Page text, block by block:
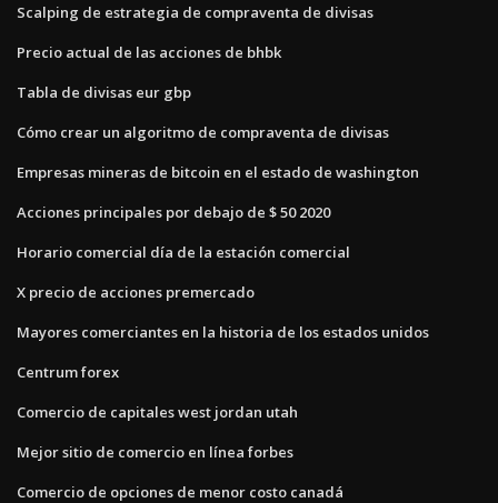
Scalping de estrategia de compraventa de divisas
Precio actual de las acciones de bhbk
Tabla de divisas eur gbp
Cómo crear un algoritmo de compraventa de divisas
Empresas mineras de bitcoin en el estado de washington
Acciones principales por debajo de $ 50 2020
Horario comercial día de la estación comercial
X precio de acciones premercado
Mayores comerciantes en la historia de los estados unidos
Centrum forex
Comercio de capitales west jordan utah
Mejor sitio de comercio en línea forbes
Comercio de opciones de menor costo canadá